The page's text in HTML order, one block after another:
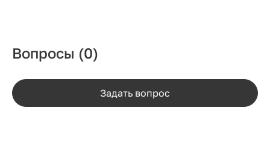
Вопросы (0)
Задать вопрос